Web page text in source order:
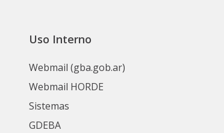
Uso Interno
Webmail (gba.gob.ar)
Webmail HORDE
Sistemas
GDEBA